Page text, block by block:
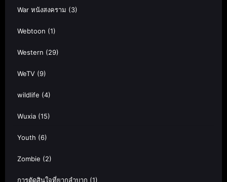
War หนังสงคราม (3)
Webtoon (1)
Western (29)
WeTV (9)
wildlife (4)
Wuxia (15)
Youth (6)
Zombie (2)
การตัดสินใจที่ยากลำบาก (1)